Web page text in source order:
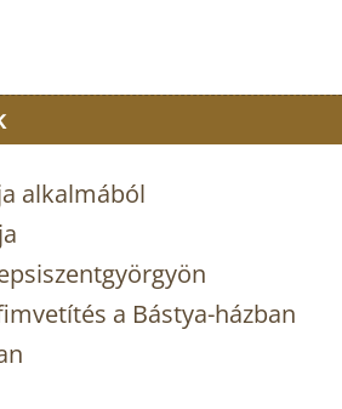
alkalmából
a Bástya-házban